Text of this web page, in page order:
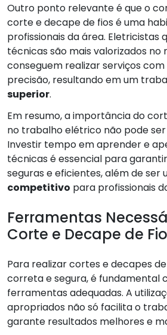
Outro ponto relevante é que o
corte e decape de fios é uma
profissionais da área. Eletricistas
técnicas são mais valorizados no
conseguem realizar serviços
precisão, resultando em um
superior.
Em resumo, a importância do
no trabalho elétrico não pode
Investir tempo em aprender e
técnicas é essencial para
seguras e eficientes, além de ser
competitivo para profissionais
Ferramentas
Corte e Decape de
Para realizar cortes e decapes
correta e segura, é fundamental
ferramentas adequadas. A
apropriados não só facilita o
garante resultados melhores e